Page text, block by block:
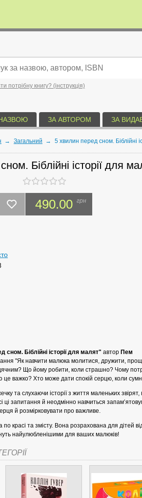
потрібну книгу? (інструкція)
ЗА АВТОРОМ ЗА
→ Загальний → 5 хвилин перед сном. Біблійні
Біблійні історії для
490.00 грн
сном. Біблійні історії для малят" автор Пем
"Як навчити малюка молитися, дружити,
Що йому робити, коли страшно? Чому
це важко? Хто може дати спокій серцю, коли
та слухаючи історії з життя маленьких звірят,
ці запитання й неодмінно навчиться
й розмірковувати про важливе.
та змісту. Вона розрахована для дітей
найулюбленішими для ваших малюків!